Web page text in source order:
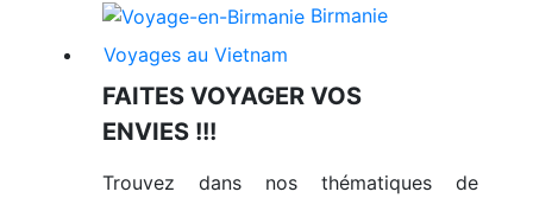
Birmanie
Voyages au Vietnam
FAITES VOYAGER VOS
ENVIES !!!
Trouvez dans nos thématiques de